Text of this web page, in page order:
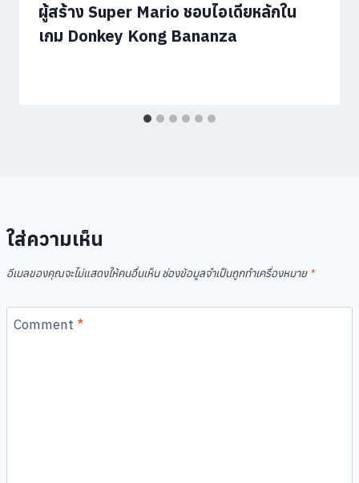
ผู้สร้าง Super Mario ชอบไอเดียหลักใน
เกม Donkey Kong Bananza
ใส่ความเห็น
อีเมลของคุณจะไม่แสดงให้คนอื่นเห็น ช่องข้อมูลจำเป็นถูกทำเครื่องหมาย *
Comment *